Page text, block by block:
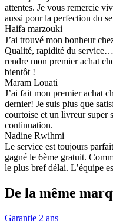
attentes. Je vous remercie
aussi pour la perfection du
Haifa marzouki
J’ai trouvé mon bonheur
Qualité, rapidité du
rendre mon premier achat
bientôt !
Maram Louati
J’ai fait mon premier achat
dernier! Je suis plus que
courtoise et un livreur super
continuation.
Nadine Rwihmi
Le service est toujours
gagné le 6ème gratuit.
le plus bref délai. L’équipe
De la même
Garantie 2 ans